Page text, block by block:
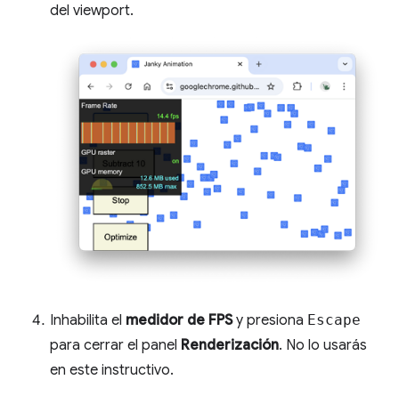
del viewport.
Inhabilita el medidor de FPSy presiona Escape
para cerrar el panel Renderización. No lo usarás
en este instructivo.